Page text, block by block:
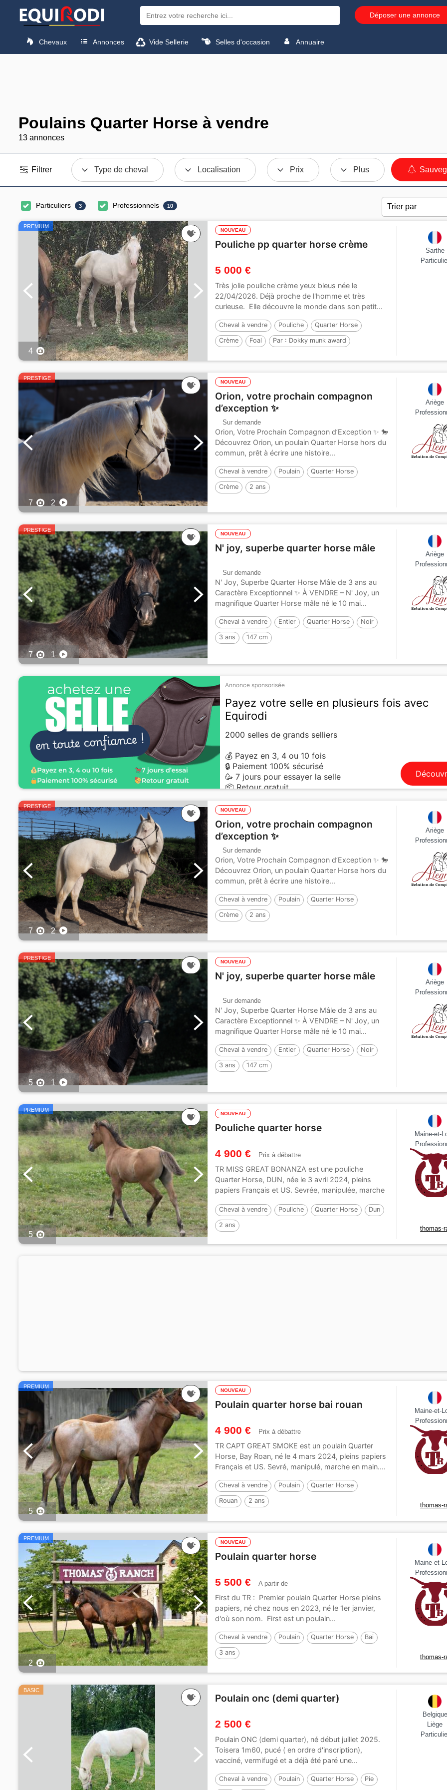
Déposer une annonce
Chevaux Annonces Vide Sellerie Selles d'occasion Annuaire
Poulains Quarter Horse à vendre
13 annonces
Filtrer Type de cheval Localisation Prix Plus
Particuliers 3 Professionnels 10
PREMIUM
4
NOUVEAU
Pouliche pp quarter horse crème
5 000 €
Très jolie pouliche crème yeux bleus née le
22/04/2026. Déjà proche de l'homme et très
curieuse. Elle découvre le monde dans son petit...
Cheval à vendre Pouliche Quarter Horse
Crème Foal Par : Dokky munk award
Sarthe
PRESTIGE
7 2
NOUVEAU
Orion, votre prochain compagnon
d’exception ✨
Sur demande
Orion, Votre Prochain Compagnon d’Exception ✨ 🐎
Découvrez Orion, un poulain Quarter Horse hors du
commun, prêt à écrire une histoire...
Cheval à vendre Poulain Quarter Horse
Crème 2 ans
Ariège
PRESTIGE
7 1
NOUVEAU
N' joy, superbe quarter horse mâle
Sur demande
N' Joy, Superbe Quarter Horse Mâle de 3 ans au
Caractère Exceptionnel ✨ À VENDRE – N' Joy, un
magnifique Quarter Horse mâle né le 10 mai...
Cheval à vendre Entier Quarter Horse Noir
3 ans 147 cm
Ariège
Annonce sponsorisée
Payez votre selle en plusieurs fois avec
Equirodi
2000 selles de grands selliers
💰 Payez en 3, 4 ou 10 fois
🔒 Paiement 100% sécurisé
🥳 7 jours pour essayer la selle
📦 Retour gratuit
PRESTIGE
7 2
NOUVEAU
Orion, votre prochain compagnon
d’exception ✨
Sur demande
Orion, Votre Prochain Compagnon d’Exception ✨ 🐎
Découvrez Orion, un poulain Quarter Horse hors du
commun, prêt à écrire une histoire...
Cheval à vendre Poulain Quarter Horse
Crème 2 ans
Ariège
PRESTIGE
5 1
NOUVEAU
N' joy, superbe quarter horse mâle
Sur demande
N' Joy, Superbe Quarter Horse Mâle de 3 ans au
Caractère Exceptionnel ✨ À VENDRE – N' Joy, un
magnifique Quarter Horse mâle né le 10 mai...
Cheval à vendre Entier Quarter Horse Noir
3 ans 147 cm
Ariège
PREMIUM
5
NOUVEAU
Pouliche quarter horse
4 900 € Prix à débattre
TR MISS GREAT BONANZA est une pouliche
Quarter Horse, DUN, née le 3 avril 2024, pleins
papiers Français et US. Sevrée, manipulée, marche
Cheval à vendre Pouliche Quarter Horse Dun
2 ans
Maine-et-
thomas-
PREMIUM
5
NOUVEAU
Poulain quarter horse bai rouan
4 900 € Prix à débattre
TR CAPT GREAT SMOKE est un poulain Quarter
Horse, Bay Roan, né le 4 mars 2024, pleins papiers
Français et US. Sevré, manipulé, marche en main....
Cheval à vendre Poulain Quarter Horse
Rouan 2 ans
Maine-et-
thomas-
PREMIUM
2
NOUVEAU
Poulain quarter horse
5 500 € A partir de
First du TR : Premier poulain Quarter Horse pleins
papiers, né chez nous en 2023, né le 1er janvier,
d'où son nom. First est un poulain...
Cheval à vendre Poulain Quarter Horse Bai
3 ans
Maine-et-
thomas-
BASIC
Poulain onc (demi quarter)
2 500 €
Poulain ONC (demi quarter), né début juillet 2025.
Toisera 1m60, pucé ( en ordre d'inscription),
vacciné, vermifugé et a déjà été paré une...
Cheval à vendre Poulain Quarter Horse Pie
Belgique
Liège